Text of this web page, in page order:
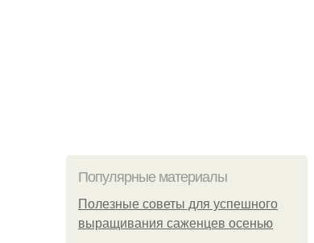
Популярные материалы
Полезные советы для успешного
выращивания саженцев осенью